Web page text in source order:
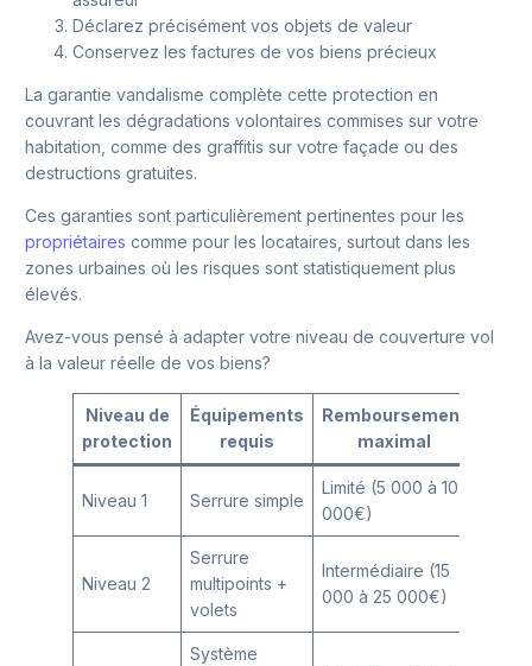
Déclarez précisément vos objets de valeur
Conservez les factures de vos biens précieux
La garantie vandalisme complète cette protection en
couvrant les dégradations volontaires commises sur votre
habitation, comme des graffitis sur votre façade ou des
destructions gratuites.
Ces garanties sont particulièrement pertinentes pour les
propriétaires comme pour les locataires, surtout dans les
zones urbaines où les risques sont statistiquement plus
élevés.
Avez-vous pensé à adapter votre niveau de couverture vol
à la valeur réelle de vos biens?
Niveau de
protection
Équipements
requis
Remboursement
maximal
Niveau 1 Serrure simple
Limité (5 000 à 10
000€)
Niveau 2
Serrure
multipoints +
volets
Intermédiaire (15
000 à 25 000€)
Système